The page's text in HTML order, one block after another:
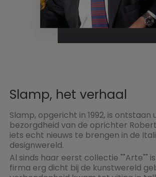
Slamp, het verhaal
Slamp, opgericht in 1992, is ontstaan
bezorgdheid van de oprichter
iets echt nieuws te brengen in de
designwereld.
Al sinds haar eerst collectie ""Arte""
firma erg dicht bij de kunstwereld